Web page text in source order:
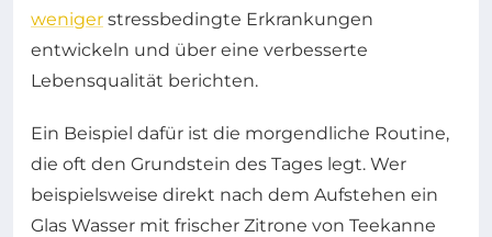
weniger stressbedingte Erkrankungen
entwickeln und über eine verbesserte
Lebensqualität berichten.
Ein Beispiel dafür ist die morgendliche Routine,
die oft den Grundstein des Tages legt. Wer
beispielsweise direkt nach dem Aufstehen ein
Glas Wasser mit frischer Zitrone von Teekanne